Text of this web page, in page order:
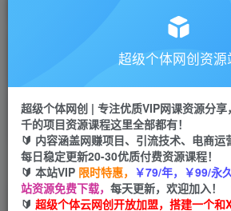
会员专属推广链接
挂机
项目
脚本卡密
首页 创业课程 会员免费 正文
幼儿园公开课项目，虚拟资源变
超级个体网创资源
超级个体网创 | 专注优质VIP网课资源分
千的项目资源课程这里全部都有！
🔰 内容涵盖网赚项目、引流技术、电商运
每日稳定更新20-30优质付费资源课程！
🔰 本站VIP 限时特惠， ￥79/年，￥99/永
站资源免费下载， 每天更新，欢迎加入！
🔰 超级个体云网创开放加盟，搭建一个和